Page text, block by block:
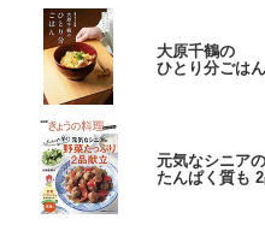
大原千鶴の
ひとり分ごはん
元気なシニア
たんぱく質も